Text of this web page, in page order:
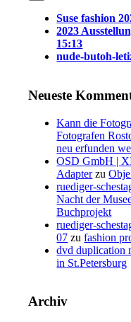
Suse fashion
2023
15:13
nude-butoh-
Neueste
Kann die
Fotografen
neu erfunden
OSD GmbH |
Adapterzu
ruediger-
Nacht der
Buchprojekt
ruediger-
07 zufashion
dvd duplication
in St.Petersburg
Archiv